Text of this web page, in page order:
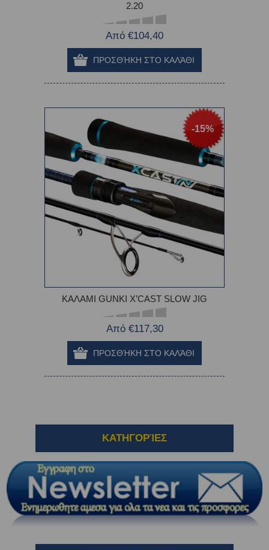
2.20
Από €104,40
-15%
ΚΑΛΑΜΙ GUNKI X’CAST SLOW JIG
Από €117,30
ΚΑΤΗΓΟΡΊΕΣ